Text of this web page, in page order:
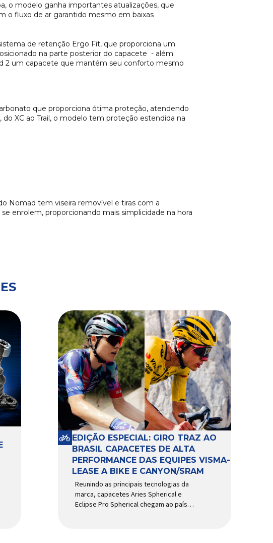
o modelo ganha importantes atualizações, que
o fluxo de ar garantido mesmo em baixas
de retenção Ergo Fit, que proporciona um
na parte posterior do capacete - além
2 um capacete que mantém seu conforto mesmo
que proporciona ótima proteção, atendendo
XC ao Trail, o modelo tem proteção estendida na
Nomad tem viseira removível e tiras com a
enrolem, proporcionando mais simplicidade na hora
EDIÇÃO ESPECIAL: GIRO TRAZ AO
BRASIL CAPACETES DE ALTA
PERFORMANCE DAS EQUIPES VISMA-
LEASE A BIKE E CANYON/SRAM
Reunindo as principais tecnologias da
marca, capacetes Aries Spherical e
Eclipse Pro Spherical chegam ao país